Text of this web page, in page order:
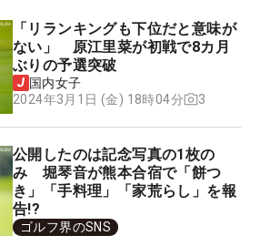
「リランキングも下位だと意味が
ない」 原江里菜が初戦で8カ月
ぶりの予選突破
国内女子
2024年3月1日 (金) 18時04分
3
公開したのは記念写真の1枚の
み 堀琴音が熊本合宿で「餅つ
き」「手料理」「家荒らし」を報
告!?
ゴルフ界のSNS